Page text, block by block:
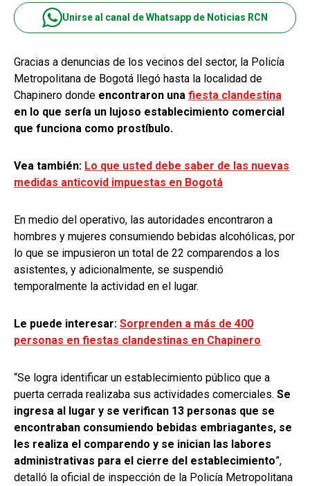
Unirse al canal de Whatsapp de Noticias RCN
Gracias a denuncias de los vecinos del sector, la Policía
Metropolitana de Bogotá llegó hasta la localidad de
Chapinero donde encontraron una fiesta clandestina
en lo que sería un lujoso establecimiento comercial
que funciona como prostíbulo.
Vea también: Lo que usted debe saber de las nuevas
medidas anticovid impuestas en Bogotá
En medio del operativo, las autoridades encontraron a
hombres y mujeres consumiendo bebidas alcohólicas, por
lo que se impusieron un total de 22 comparendos a los
asistentes, y adicionalmente, se suspendió
temporalmente la actividad en el lugar.
Le puede interesar: Sorprenden a más de 400
personas en fiestas clandestinas en Chapinero
“Se logra identificar un establecimiento público que a
puerta cerrada realizaba sus actividades comerciales. Se
ingresa al lugar y se verifican 13 personas que se
encontraban consumiendo bebidas embriagantes, se
les realiza el comparendo y se inician las labores
administrativas para el cierre del establecimiento”,
detalló la oficial de inspección de la Policía Metropolitana